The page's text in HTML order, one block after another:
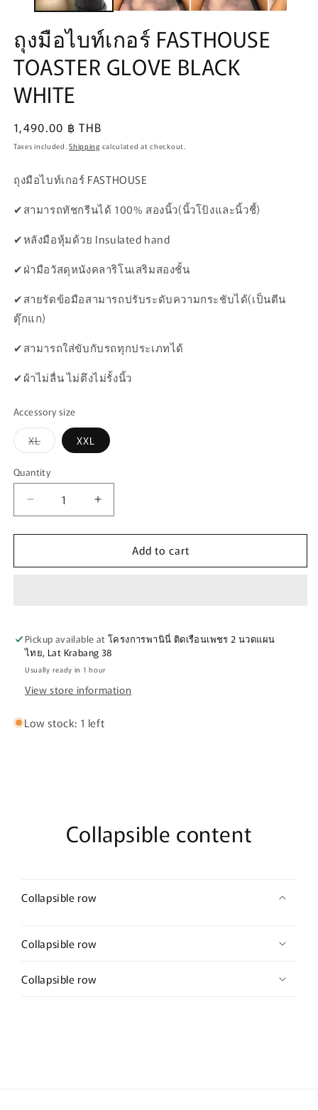
ถุงมือไบท์เกอร์ FASTHOUSE
TOASTER GLOVE BLACK
WHITE
Regular
price
1,490.00 ฿ THB
Taxes included.Shipping calculated at checkout.
ถุงมือไบท์เกอร์ FASTHOUSE
✔สามารถทัชกรีนได้ 100% สองนิ้ว(นิ้วโป้งและนิ้วชี้)
✔หลังมือหุ้มด้วย Insulated hand
✔ฝ่ามือวัสดุหนังคลาริโนเสริมสองชั้น
✔สายรัดข้อมือสามารถปรับระดับความกระชับได้(เป็นตีน
ตุ๊กแก)
✔สามารถใส่ขับกับรถทุกประเภทได้
✔ผ้าไม่ลื่น ไม่ตึงไม่รั้งนิ้ว
Accessory size
XLVariant
sold
or
unavailable
XXL
Quantity
Quantity
Decrease
quantity
for
FASTHOUSE
TOASTER
GLOVE
BLACK
WHITE
Increase
quantity
for
FASTHOUSE
TOASTER
GLOVE
BLACK
WHITE
Add to cart
Pickup available at โครงการพานินี่ ติดเรือนเพชร 2 นวดแผน
ไทย, Lat Krabang 38
Usually ready in 1 hour
View store information
Low stock: 1 left
Collapsible content
Collapsible row
Collapsible row
Collapsible row